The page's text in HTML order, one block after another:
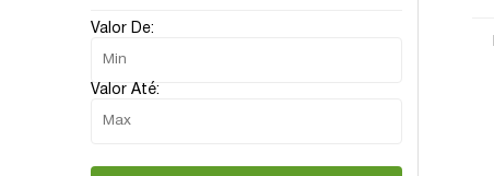
Valor De:
Valor Até: